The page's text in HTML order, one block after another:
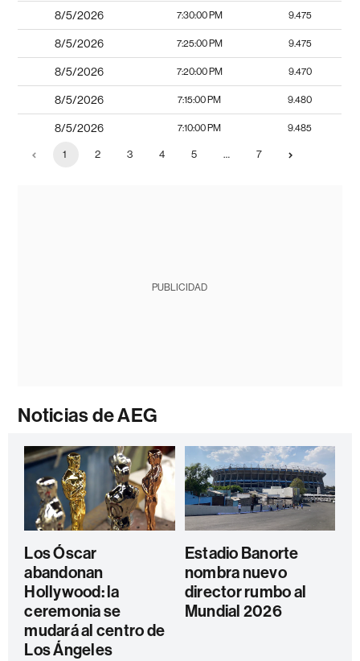
8/5/2026 7:30:00 PM 9.475
8/5/2026 7:25:00 PM 9.475
8/5/2026 7:20:00 PM 9.470
8/5/2026 7:15:00 PM 9.480
8/5/2026 7:10:00 PM 9.485
1 2 3 4 5 … 7
PUBLICIDAD
Noticias de AEG
Los Óscar
abandonan
Hollywood: la
ceremonia se
mudará al centro de
Los Ángeles
Estadio Banorte
nombra nuevo
director rumbo al
Mundial 2026